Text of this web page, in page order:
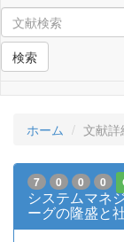
検索
ホーム 文献詳
7 0 0 0
システムマネ
ーグの隆盛と